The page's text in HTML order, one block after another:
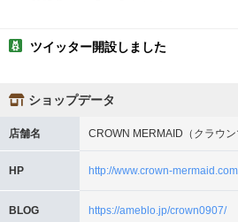
ツイッター開設しました
ショップデータ
店舗名 CROWN MERMAID（クラウン
HP http://www.crown-
BLOG https://ameblo.jp/crown0907/